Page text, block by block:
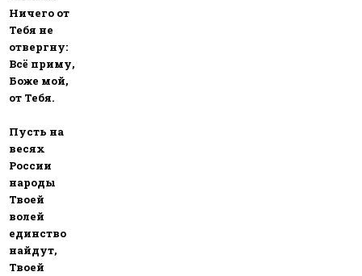
Ничего от
Тебя не
отвергну:
Всё приму,
Боже мой,
от Тебя.
Пусть на
весях
России
народы
Твоей
волей
единство
найдут,
Твоей